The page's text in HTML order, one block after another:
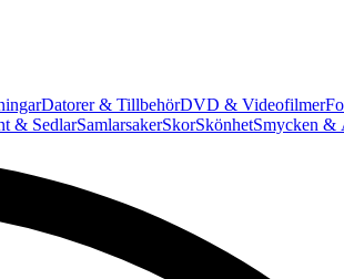
Datorer & TillbehörDVD & Videofilmer
& SedlarSamlarsakerSkorSkönhetSmycken &